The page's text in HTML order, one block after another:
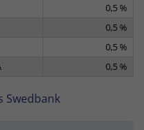
0,5 %
0,5 %
0,5 %
0,5 %
Swedbank